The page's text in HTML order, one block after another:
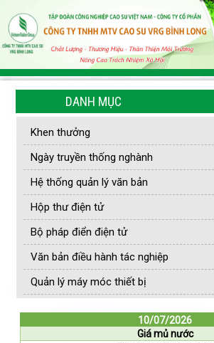
DANH MỤC
Khen thưởng
Ngày truyền thống nghành
Hệ thống quản lý văn bản
Hộp thư điện tử
Bộ pháp điển điện tử
Văn bản điều hành tác nghiệp
Quản lý máy móc thiết bị
10/07/2026
Giá mủ nước